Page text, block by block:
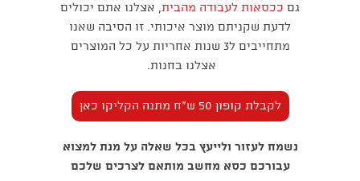
גם ככסאות לעבודה מהבית, אצלנו אתם יכולים
לדעת שקניתם מוצר איכותי. זו הסיבה שאנו
מתחייבים ל3 שנות אחריות על כל המוצרים
אצלנו בחנות.
לקבלת קופון 50 ש"ח מתנה הקליקו כאן
נשמח לעזור ולייעץ בכל שאלה על מנת למצוא
עבורכם כסא מחשב מותאם לצרכים שלכם